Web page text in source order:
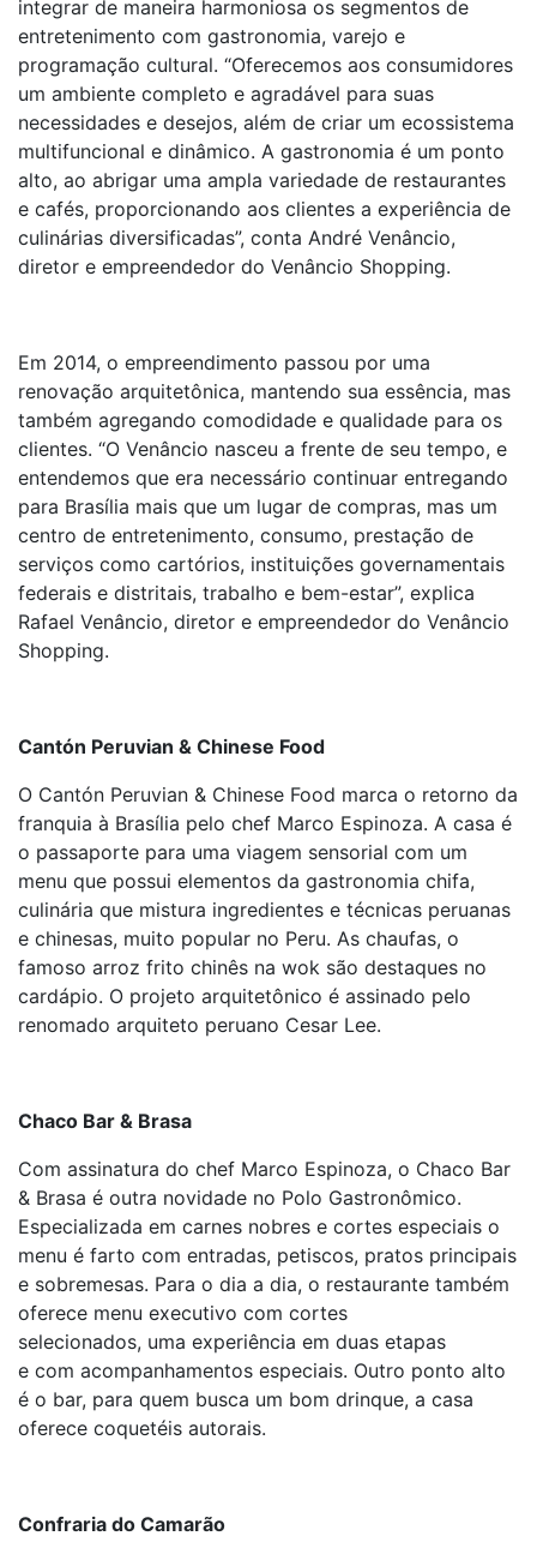
integrar de maneira harmoniosa os segmentos de
entretenimento com gastronomia, varejo e
programação cultural. “Oferecemos aos consumidores
um ambiente completo e agradável para suas
necessidades e desejos, além de criar um ecossistema
multifuncional e dinâmico. A gastronomia é um ponto
alto, ao abrigar uma ampla variedade de restaurantes
e cafés, proporcionando aos clientes a experiência de
culinárias diversificadas”, conta André Venâncio,
diretor e empreendedor do Venâncio Shopping.
Em 2014, o empreendimento passou por uma
renovação arquitetônica, mantendo sua essência, mas
também agregando comodidade e qualidade para os
clientes. “O Venâncio nasceu a frente de seu tempo, e
entendemos que era necessário continuar entregando
para Brasília mais que um lugar de compras, mas um
centro de entretenimento, consumo, prestação de
serviços como cartórios, instituições governamentais
federais e distritais, trabalho e bem-estar”, explica
Rafael Venâncio, diretor e empreendedor do Venâncio
Shopping.
Cantón Peruvian & Chinese Food
O Cantón Peruvian & Chinese Food marca o retorno da
franquia à Brasília pelo chef Marco Espinoza. A casa é
o passaporte para uma viagem sensorial com um
menu que possui elementos da gastronomia chifa,
culinária que mistura ingredientes e técnicas peruanas
e chinesas, muito popular no Peru. As chaufas, o
famoso arroz frito chinês na wok são destaques no
cardápio. O projeto arquitetônico é assinado pelo
renomado arquiteto peruano Cesar Lee.
Chaco Bar & Brasa
Com assinatura do chef Marco Espinoza, o Chaco Bar
& Brasa é outra novidade no Polo Gastronômico.
Especializada em carnes nobres e cortes especiais o
menu é farto com entradas, petiscos, pratos principais
e sobremesas. Para o dia a dia, o restaurante também
oferece menu executivo com cortes
selecionados, uma experiência em duas etapas
e com acompanhamentos especiais. Outro ponto alto
é o bar, para quem busca um bom drinque, a casa
oferece coquetéis autorais.
Confraria do Camarão